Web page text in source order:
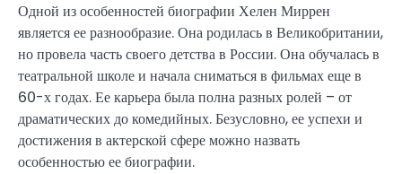
Одной из особенностей биографии Хелен Миррен
является ее разнообразие. Она родилась в Великобритании,
но провела часть своего детства в России. Она обучалась в
театральной школе и начала сниматься в фильмах еще в
60-х годах. Ее карьера была полна разных ролей – от
драматических до комедийных. Безусловно, ее успехи и
достижения в актерской сфере можно назвать
особенностью ее биографии.